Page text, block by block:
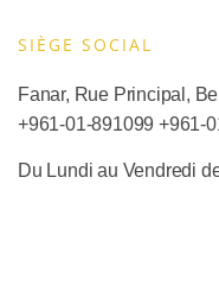
SIÈGE SOCIAL​
Fanar, Rue Principal,
+961-01-891099 +961-
Du Lundi au Vendredi